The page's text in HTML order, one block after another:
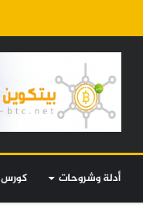
أدلة وشروحات كورس